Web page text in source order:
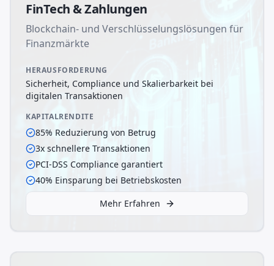
FinTech & Zahlungen
Blockchain- und Verschlüsselungslösungen für
Finanzmärkte
HERAUSFORDERUNG
Sicherheit, Compliance und Skalierbarkeit bei
digitalen Transaktionen
KAPITALRENDITE
85% Reduzierung von Betrug
3x schnellere Transaktionen
PCI-DSS Compliance garantiert
40% Einsparung bei Betriebskosten
Mehr Erfahren